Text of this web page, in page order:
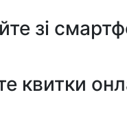
зі
квитки